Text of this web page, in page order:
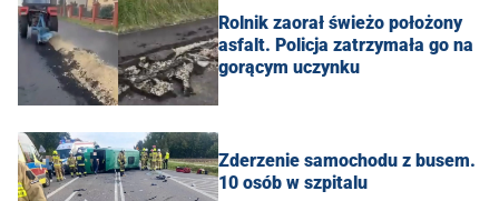
Rolnik zaorał świeżo położony
asfalt. Policja zatrzymała go na
gorącym uczynku
Zderzenie samochodu z busem.
10 osób w szpitalu